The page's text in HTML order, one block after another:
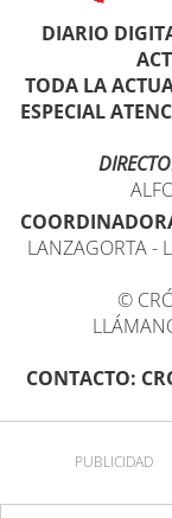
DIARIO
TODA LA
ESPECIAL
LANZAGORTA
©
CONTACTO:
PUBLICIDAD